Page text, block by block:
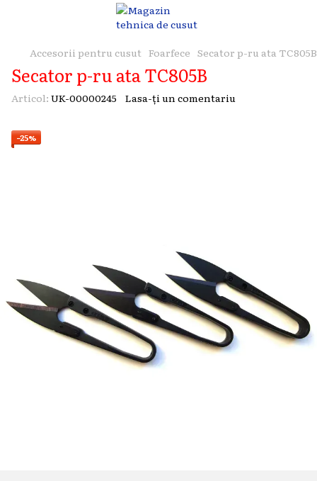
Accesorii pentru cusut Foarfece Secator p-ru ata TC805B
Secator p-ru ata TC805B
Articol: UK-00000245 Lasa-ți un comentariu
−25%